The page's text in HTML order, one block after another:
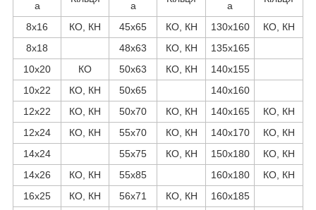
а
а
а
8х16 КО, КН 45х65 КО, КН 130х160
КО, КН
8х18
48х63 КО, КН
135х165
10х20
КО 50х63 КО, КН
140х155
10х22
КО, КН 50х65
140х160
12х22
КО, КН 50х70 КО, КН 140х165
КО, КН
12х24
КО, КН 55х70 КО, КН 140х170
КО, КН
14х24
55х75 КО, КН 150х180
КО, КН
14х26
КО, КН 55х85 160х180
КО, КН
16х25
КО, КН 56х71 КО, КН
160х185